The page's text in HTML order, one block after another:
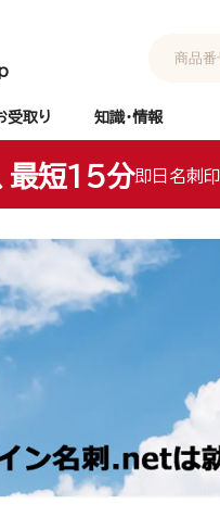
受取り 知識・情報
最短15分即日名刺